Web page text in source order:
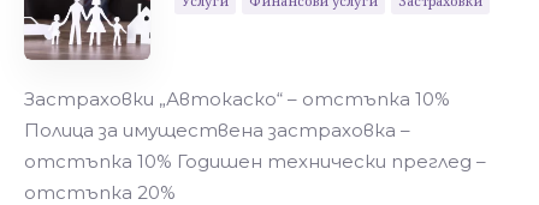
Застраховки „Автокаско“ – отстъпка 10%
Полица за имуществена застраховка –
отстъпка 10% Годишен технически преглед –
отстъпка 20%